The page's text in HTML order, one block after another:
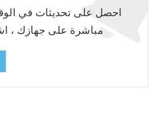
احصل على تحديثات في
مباشرة على جهازك ،